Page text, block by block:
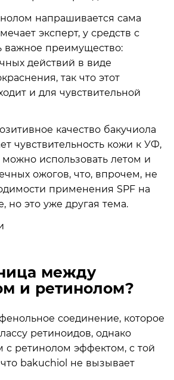
напрашивается сама
эксперт, у средств с
важное преимущество:
действий в виде
так что этот
и для чувствительной
качество бакучиола
чувствительность кожи к УФ,
можно использовать летом и
ожогов, что, впрочем, не
применения SPF на
но это уже другая тема.
между
и ретинолом?
соединение, которое
ретиноидов, однако
с ретинолом эффектом, с той
bakuchiol не вызывает